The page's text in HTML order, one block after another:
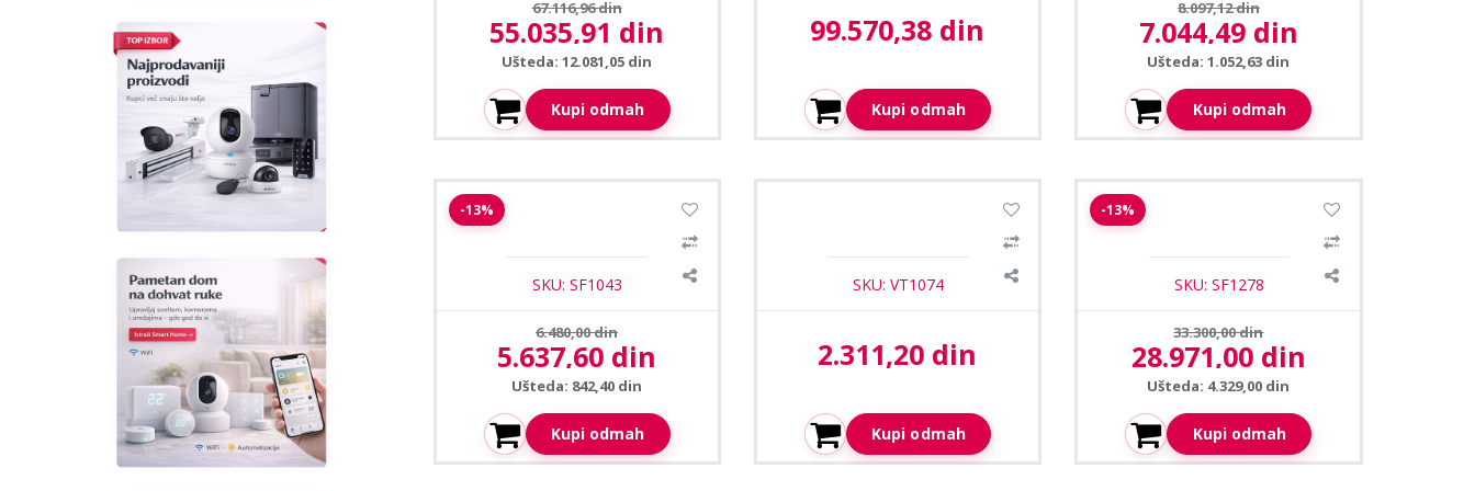
Prethodna cena:
67.116,96 din
Aktuelna cena:
55.035,91 din
Ušteda: 12.081,05 din
Kupi odmah
Aktuelna cena:
99.570,38 din
Kupi odmah
Prethodna cena:
8.097,12 din
Aktuelna cena:
7.044,49 din
Ušteda: 1.052,63 din
Kupi odmah
-13%
Safire SF-AC1003KEM-WR citac
SKU: SF1043
Prethodna cena:
6.480,00 din
Aktuelna cena:
5.637,60 din
Ušteda: 842,40 din
Kupi odmah
DMT-D9000-MCP-G exit taster sa
SKU: VT1074
Aktuelna cena:
2.311,20 din
Kupi odmah
-13%Safire SF-AC1102EMD-R
biometrijska kontrola pristupa
SKU: SF1278
Prethodna cena:
33.300,00 din
Aktuelna cena:
28.971,00 din
Ušteda: 4.329,00 din
Kupi odmah